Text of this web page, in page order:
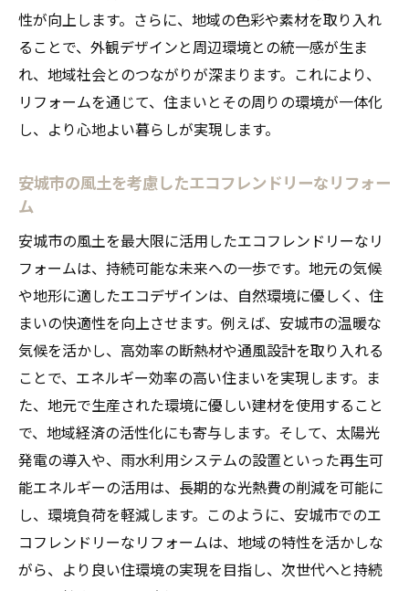
性が向上します。さらに、地域の色彩や素材を取り入れ
ることで、外観デザインと周辺環境との統一感が生ま
れ、地域社会とのつながりが深まります。これにより、
リフォームを通じて、住まいとその周りの環境が一体化
し、より心地よい暮らしが実現します。
安城市の風土を考慮したエコフレンドリーなリフォー
ム
安城市の風土を最大限に活用したエコフレンドリーなリ
フォームは、持続可能な未来への一歩です。地元の気候
や地形に適したエコデザインは、自然環境に優しく、住
まいの快適性を向上させます。例えば、安城市の温暖な
気候を活かし、高効率の断熱材や通風設計を取り入れる
ことで、エネルギー効率の高い住まいを実現します。ま
た、地元で生産された環境に優しい建材を使用すること
で、地域経済の活性化にも寄与します。そして、太陽光
発電の導入や、雨水利用システムの設置といった再生可
能エネルギーの活用は、長期的な光熱費の削減を可能に
し、環境負荷を軽減します。このように、安城市でのエ
コフレンドリーなリフォームは、地域の特性を活かしな
がら、より良い住環境の実現を目指し、次世代へと持続